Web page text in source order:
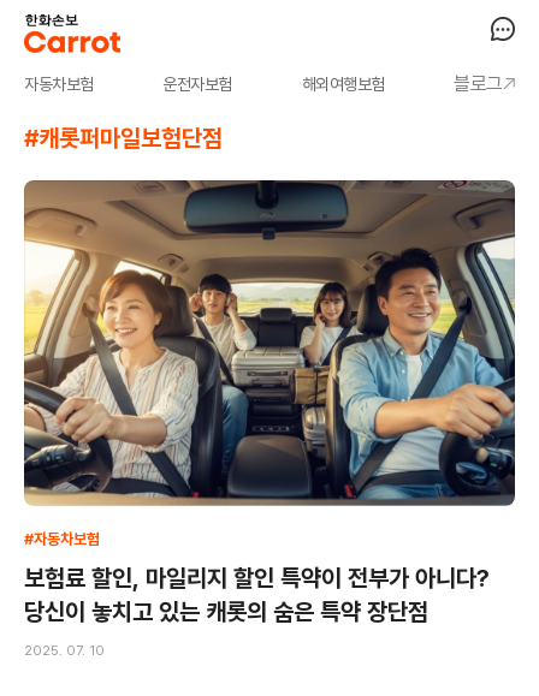
자동차보험 운전자보험 해외여행보험 블로그
#캐롯퍼마일보험단점
#자동차보험
보험료 할인, 마일리지 할인 특약이 전부가 아니다?
당신이 놓치고 있는 캐롯의 숨은 특약 장단점
2025. 07. 10